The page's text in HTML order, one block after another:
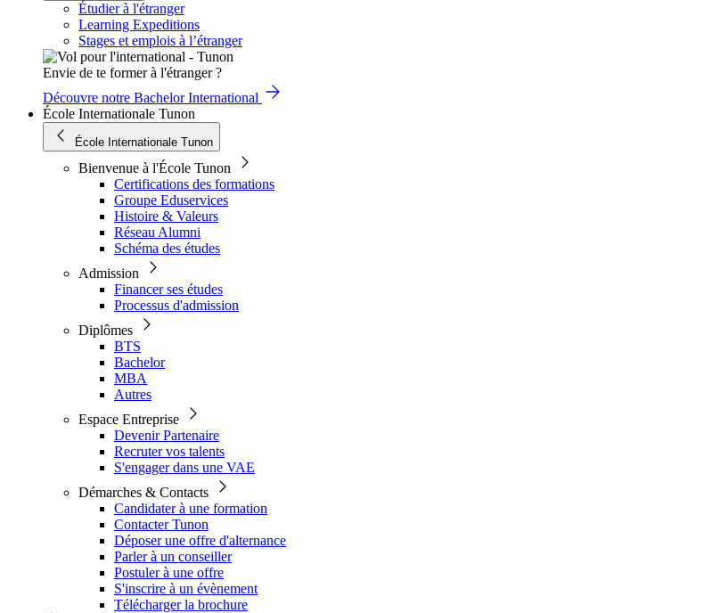
Étudier à l'étranger
Learning Expeditions
Stages et emplois à l’étranger
Envie de te former à l'étranger ?
Découvre notre Bachelor International
École Internationale Tunon
École Internationale Tunon
Bienvenue à l'École Tunon
Certifications des formations
Groupe Eduservices
Histoire & Valeurs
Réseau Alumni
Schéma des études
Admission
Financer ses études
Processus d'admission
Diplômes
BTS
Bachelor
MBA
Autres
Espace Entreprise
Devenir Partenaire
Recruter vos talents
S'engager dans une VAE
Démarches & Contacts
Candidater à une formation
Contacter Tunon
Déposer une offre d'alternance
Parler à un conseiller
Postuler à une offre
S'inscrire à un évènement
Télécharger la brochure